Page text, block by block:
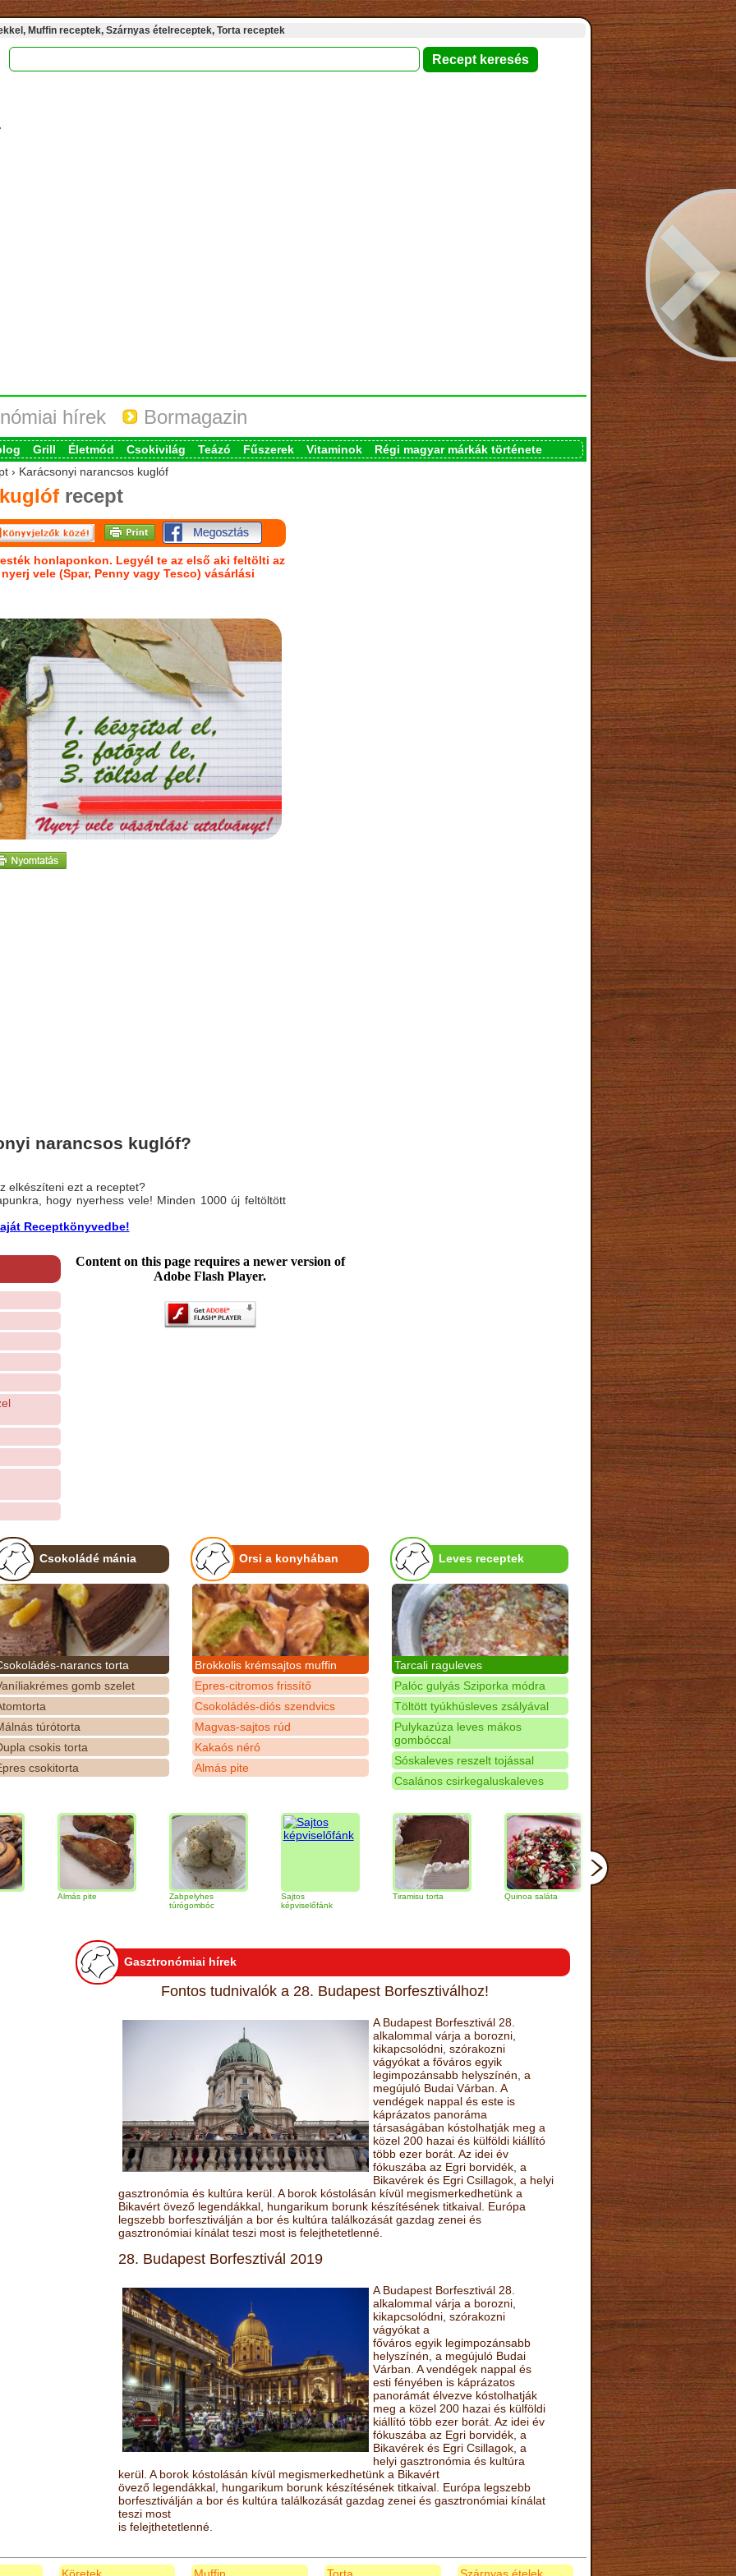
Muffin receptek, Szárnyas ételreceptek, Torta receptek
hírek Bormagazin
Grill Életmód Csokivilág Teázó Fűszerek Vitaminok
Régi magyar márkák története
› Karácsonyi narancsos kuglóf
recept
honlaponkon. Legyél te az első aki feltölti az
vele (Spar, Penny vagy Tesco) vásárlási
narancsos kuglóf?
elkészíteni ezt a receptet?
hogy nyerhess vele! Minden 1000 új feltöltött
Receptkönyvedbe!
Content on this page requires a newer version of
Adobe Flash Player.
Csokoládé mánia
narancs torta
gomb szelet
túrótorta
csokis torta
csokitorta
Orsi a konyhában
Brokkolis krémsajtos muffin
Epres-citromos frissítő
Csokoládés-diós szendvics
Magvas-sajtos rúd
Kakaós néró
Almás pite
Leves receptek
Tarcali raguleves
Palóc gulyás Sziporka módra
Töltött tyúkhúsleves zsályával
Pulykazúza leves mákos
gombóccal
Sóskaleves reszelt tojással
Csalános csirkegaluskaleves
Zabpelyhes
túrógombóc
képviselőfánk
Tiramisu torta Quinoa saláta
Csokoládés-
narancs
Gasztronómiai hírek
Fontos tudnivalók a 28. Budapest Borfesztiválhoz!
A Budapest Borfesztivál 28.
alkalommal várja a borozni,
kikapcsolódni, szórakozni
vágyókat a főváros egyik
legimpozánsabb helyszínén, a
megújuló Budai Várban. A
vendégek nappal és este is
káprázatos panoráma
társaságában kóstolhatják meg a
közel 200 hazai és külföldi kiállító
több ezer borát. Az idei év
fókuszába az Egri borvidék, a
Bikavérek és Egri Csillagok, a helyi
gasztronómia és kultúra kerül. A borok kóstolásán kívül megismerkedhetünk a
Bikavért övező legendákkal, hungarikum borunk készítésének titkaival. Európa
legszebb borfesztiválján a bor és kultúra találkozását gazdag zenei és
gasztronómiai kínálat teszi most is felejthetetlenné.
28. Budapest Borfesztivál 2019
A Budapest Borfesztivál 28.
alkalommal várja a borozni,
kikapcsolódni, szórakozni
vágyókat a
főváros egyik legimpozánsabb
helyszínén, a megújuló Budai
Várban. A vendégek nappal és
esti fényében is káprázatos
panorámát élvezve kóstolhatják
meg a közel 200 hazai és külföldi
kiállító több ezer borát. Az idei év
fókuszába az Egri borvidék, a
Bikavérek és Egri Csillagok, a
helyi gasztronómia és kultúra
kerül. A borok kóstolásán kívül megismerkedhetünk a Bikavért
övező legendákkal, hungarikum borunk készítésének titkaival. Európa legszebb
borfesztiválján a bor és kultúra találkozását gazdag zenei és gasztronómiai kínálat
teszi most
is felejthetetlenné.